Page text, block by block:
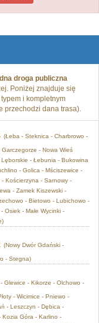
droga publiczna
Poniżej znajduje się
i kompletnym
przechodzi dana trasa).
(Łeba - Steknica - Charbrowo -
- Nowa Wieś
- Łebunia - Bukowina
- Golica - Mściszewice -
Kościerzyna - Sarnowy -
- Zamek Kiszewski -
- Bietowo - Lubichowo -
Osiek - Małe Wycinki -
(Nowy Dwór Gdański -
- Stegna)
Glewice - Kikorze - Olchowo -
- Wicimice - Pniewo -
- Leszczyn - Dębica -
Kozia Góra - Karlino -